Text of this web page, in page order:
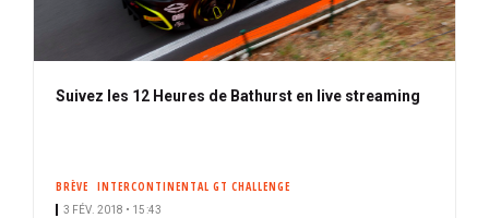
Suivez les 12 Heures de Bathurst en live streaming
BRÈVE INTERCONTINENTAL GT CHALLENGE
3 FÉV. 2018 • 15:43